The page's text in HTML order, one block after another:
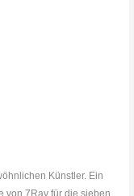
Künstler. Ein
von 7Ray für die sieben